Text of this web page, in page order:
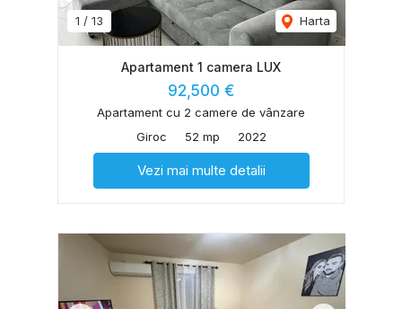
1 / 13 Harta
Apartament 1 camera LUX
92,500 €
Apartament cu 2 camere de vânzare
Giroc
52 mp 2022
Vezi mai multe detalii